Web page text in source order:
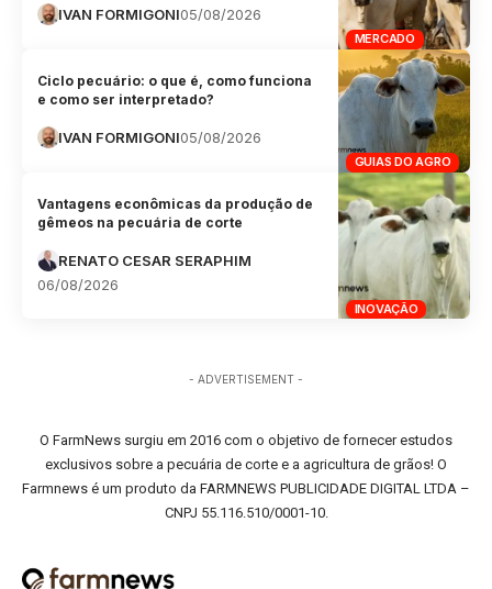
MERCADO
IVAN FORMIGONI05/08/2026
GUIAS DO AGRO
Ciclo pecuário: o que é, como funciona
e como ser interpretado?
IVAN FORMIGONI05/08/2026
INOVAÇÃO
Vantagens econômicas da produção de
gêmeos na pecuária de corte
RENATO CESAR SERAPHIM
06/08/2026
- ADVERTISEMENT -
O FarmNews surgiu em 2016 com o objetivo de fornecer estudos
exclusivos sobre a pecuária de corte e a agricultura de grãos! O
Farmnews é um produto da FARMNEWS PUBLICIDADE DIGITAL LTDA –
CNPJ 55.116.510/0001-10.